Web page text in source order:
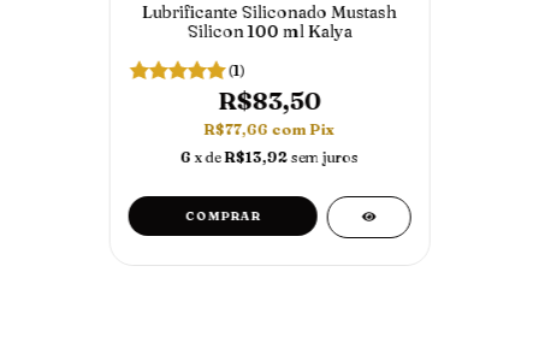
Lubrificante Siliconado Mustash
Silicon 100 ml Kalya
(1)
R$83,50
R$77,66 com Pix
6 x deR$13,92 sem juros